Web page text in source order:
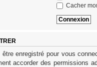
Cacher
enregistré pour vous
accorder des permissions